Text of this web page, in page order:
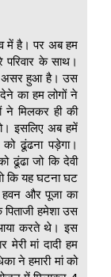
में है। पर अब हम
के साथ।
असर हुआ है। उस
का हम लोगों ने
ने मिलकर ही की
इसलिए अब हमें
ढूंढना पड़ेगा।
ढूंढा जो कि देवी
कि यह घटना घट
और पूजा का
हमेशा उस
करते थे। इस
मां दादी हम
ने हमारी मां को